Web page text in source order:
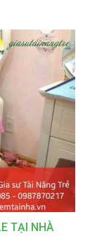
TẠI NHÀ